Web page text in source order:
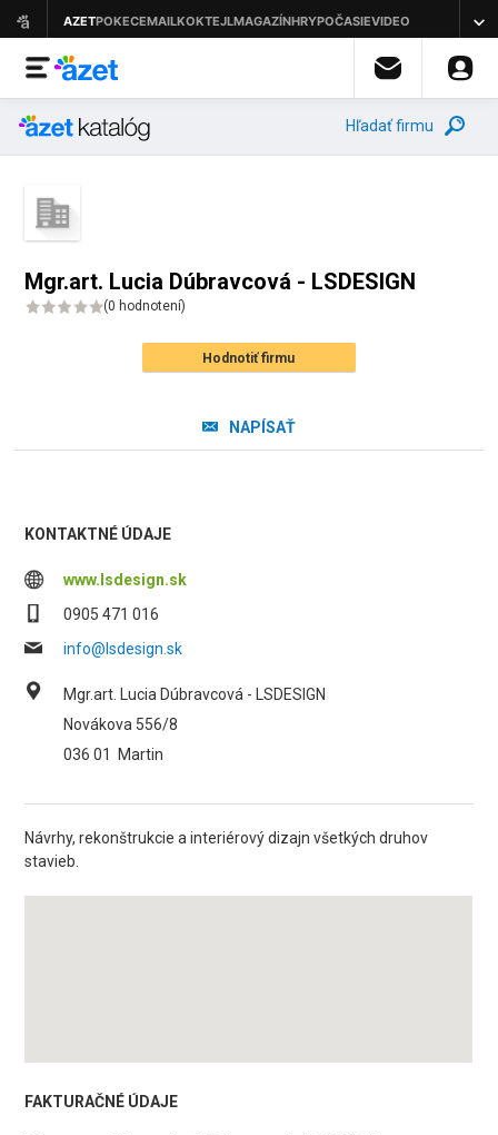
Hľadať firmu
Mgr.art. Lucia Dúbravcová - LSDESIGN
(0 hodnotení)
Hodnotiť firmu
NAPÍSAŤ
KONTAKTNÉ ÚDAJE
www.lsdesign.sk
0905 471 016
info@lsdesign.sk
Mgr.art. Lucia Dúbravcová - LSDESIGN
Novákova 556/8
036 01
Martin
Návrhy, rekonštrukcie a interiérový dizajn všetkých druhov
stavieb.
FAKTURAČNÉ ÚDAJE